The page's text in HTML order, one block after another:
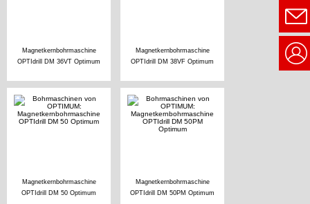
Magnetkernbohrmaschine
OPTIdrill DM 36VT Optimum
Magnetkernbohrmaschine
OPTIdrill DM 38VF Optimum
Magnetkernbohrmaschine
OPTIdrill DM 50 Optimum
Magnetkernbohrmaschine
OPTIdrill DM 50PM Optimum